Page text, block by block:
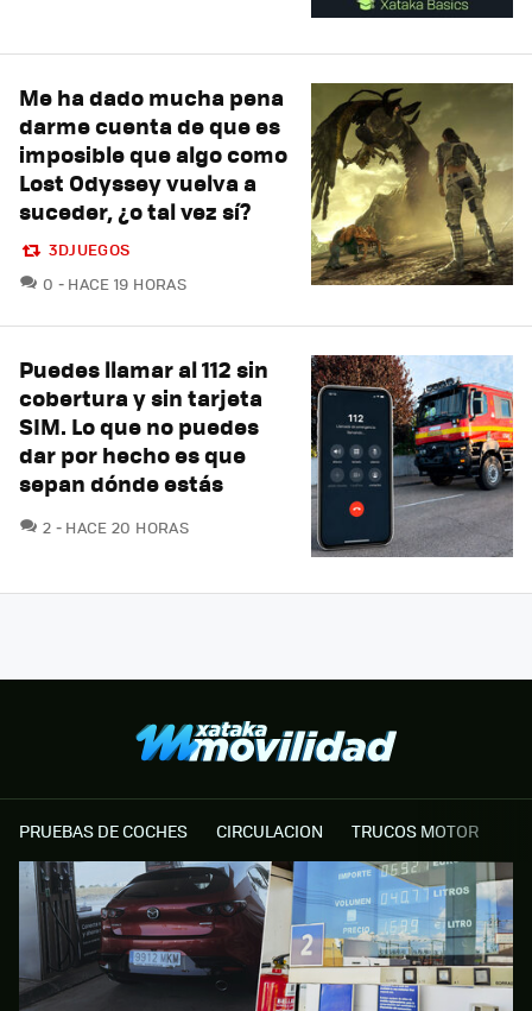
Me ha dado mucha pena
darme cuenta de que es
imposible que algo como
Lost Odyssey vuelva a
suceder, ¿o tal vez sí?
3DJUEGOS
0 COMENTARIOS
HACE 19 HORAS
Puedes llamar al 112 sin
cobertura y sin tarjeta
SIM. Lo que no puedes
dar por hecho es que
sepan dónde estás
2 COMENTARIOS
HACE 20 HORAS
PRUEBAS DE COCHES CIRCULACION TRUCOS MOTOR